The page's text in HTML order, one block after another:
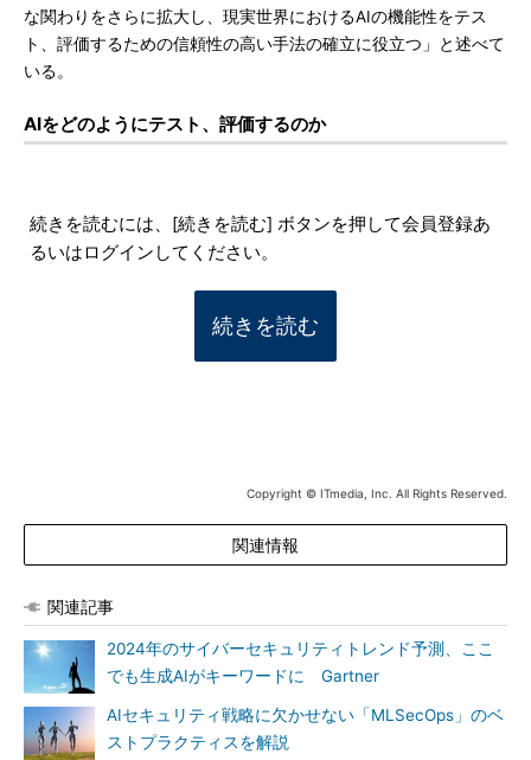
な関わりをさらに拡大し、現実世界におけるAIの機能性をテス
ト、評価するための信頼性の高い手法の確立に役立つ」と述べて
いる。
AIをどのようにテスト、評価するのか
続きを読むには、[続きを読む] ボタンを押して会員登録あ
るいはログインしてください。
続きを読む
Copyright © ITmedia, Inc. All Rights Reserved.
関連情報
関連記事
2024年のサイバーセキュリティトレンド予測、ここ
でも生成AIがキーワードに Gartner
AIセキュリティ戦略に欠かせない「MLSecOps」のベ
ストプラクティスを解説